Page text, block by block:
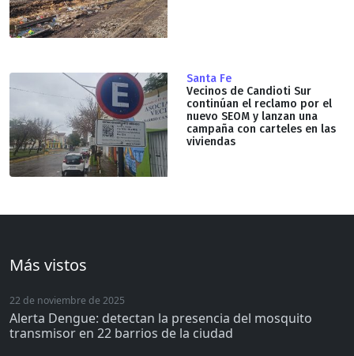
Santa Fe
Vecinos de Candioti Sur
continúan el reclamo por el
nuevo SEOM y lanzan una
campaña con carteles en las
viviendas
Más vistos
22 de noviembre de 2025
Alerta Dengue: detectan la presencia del mosquito
transmisor en 22 barrios de la ciudad